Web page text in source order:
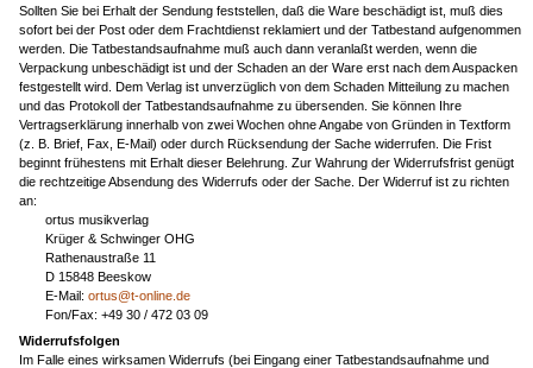
Sollten Sie bei Erhalt der Sendung feststellen, daß die Ware beschädigt ist, muß dies
sofort bei der Post oder dem Frachtdienst reklamiert und der Tatbestand aufgenommen
werden. Die Tatbestandsaufnahme muß auch dann veranlaßt werden, wenn die
Verpackung unbeschädigt ist und der Schaden an der Ware erst nach dem Auspacken
festgestellt wird. Dem Verlag ist unverzüglich von dem Schaden Mitteilung zu machen
und das Protokoll der Tatbestandsaufnahme zu übersenden. Sie können Ihre
Vertragserklärung innerhalb von zwei Wochen ohne Angabe von Gründen in Textform
(z. B. Brief, Fax, E-Mail) oder durch Rücksendung der Sache widerrufen. Die Frist
beginnt frühestens mit Erhalt dieser Belehrung. Zur Wahrung der Widerrufsfrist genügt
die rechtzeitige Absendung des Widerrufs oder der Sache. Der Widerruf ist zu richten
an:
ortus musikverlag
Krüger & Schwinger OHG
Rathenaustraße 11
D 15848 Beeskow
E-Mail: ortus@t-online.de
Fon/Fax: +49 30 / 472 03 09
Widerrufsfolgen
Im Falle eines wirksamen Widerrufs (bei Eingang einer Tatbestandsaufnahme und